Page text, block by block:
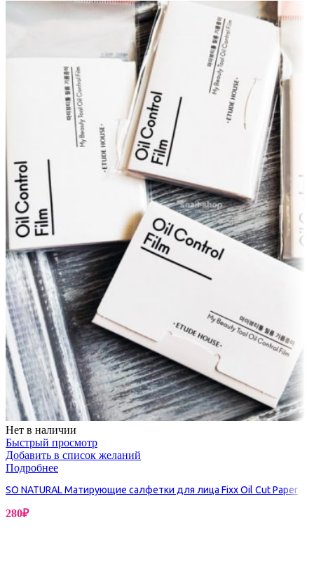
Нет в наличии
Быстрый просмотр
Добавить в список желаний
Подробнее
SO NATURAL Матирующие салфетки для лица Fixx Oil Cut Paper
280₽